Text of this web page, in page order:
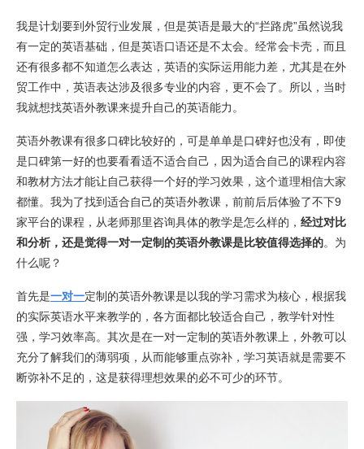
我是计划要到外贸行业发展，但是英语是最大的“拦路虎”虽然说我
有一定的英语基础，但是英语口语还是不太会。经常会卡壳，而且
还有很多都不知道怎么表达，英语的实际运用能力差，尤其是在外
贸工作中，英语表达涉及很多专业的内容，更不会了。所以，当时
我就想找英语外教课来提升自己的英语能力。
英语外教课有很多口碑比较好的，可是单单是口碑好也没有，即使
是口碑第一好的也要看看适不适合自己，因为适合自己的课程内容
和教材方法才能让自己获得一个好的学习效果，这个道理相信大家
都懂。我为了找到适合自己的英语外教课，前前后后体验了不下9
家平台的课程，从老师那里咨询具体的教学是怎么样的， 经过对比
和分析，还是觉得一对一定制的英语外教课是比较值得选择的。为
什么呢？
首先是一对一定制的英语外教课是以我的学习需求为核心，根据我
的实际英语水平来教学的，各方面都比较适合自己，教学针对性
强，学习效率高。其次是在一对一定制的英语外教课上，外教可以
充分了解我们的薄弱项，从而能够重点弥补，学习英语就是需要不
断弥补不足的，这是获得理想效果的必不可少的环节。